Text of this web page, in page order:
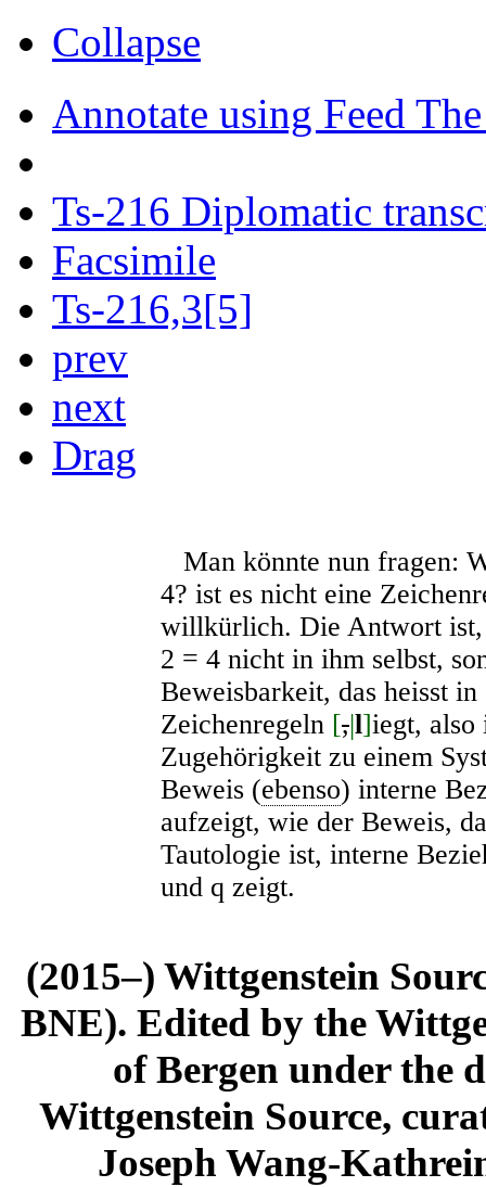
Collapse
Annotate using Feed
Ts-216 Diplomatic
Facsimile
Ts-216,3[5]
prev
next
Drag
Man könnte nun fragen:
4? ist es nicht eine
willkürlich. Die Antwort ist,
2 = 4 nicht in ihm selbst,
Beweisbarkeit, das heisst
Zeichenregeln [,|l]iegt,
Zugehörigkeit zu einem
Beweis (ebenso) interne
aufzeigt, wie der Beweis,
Tautologie ist, interne
und q zeigt.
(2015–) Wittgenstein
BNE). Edited by the
of Bergen under the
Wittgenstein Source,
Joseph Wang-